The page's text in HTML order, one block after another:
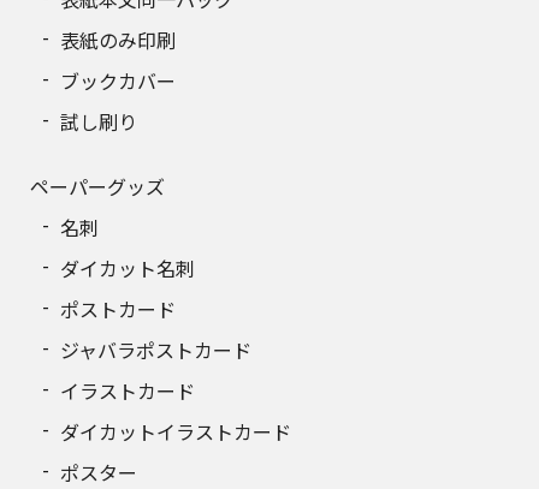
表紙のみ印刷
ブックカバー
試し刷り
ペーパーグッズ
名刺
ダイカット名刺
ポストカード
ジャバラポストカード
イラストカード
ダイカットイラストカード
ポスター